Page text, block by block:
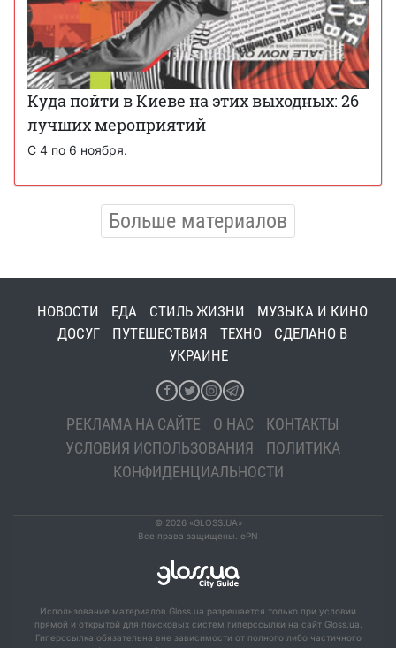
Куда пойти в Киеве на этих выходных: 26
лучших мероприятий
С 4 по 6 ноября.
Больше материалов
НОВОСТИ ЕДА СТИЛЬ ЖИЗНИ
МУЗЫКА И КИНО
ДОСУГ
ПУТЕШЕСТВИЯ ТЕХНО
СДЕЛАНО В
УКРАИНЕ
РЕКЛАМА НА САЙТЕ О НАС
КОНТАКТЫ
УСЛОВИЯ ИСПОЛЬЗОВАНИЯ
ПОЛИТИКА
КОНФИДЕНЦИАЛЬНОСТИ
© 2026 «GLOSS.UA»
Все права защищены. ePN
Использование материалов Gloss.ua разрешается только при условии
прямой и открытой для поисковых систем гиперссылки на сайт Gloss.ua.
Гиперссылка обязательна вне зависимости от полного либо частичного